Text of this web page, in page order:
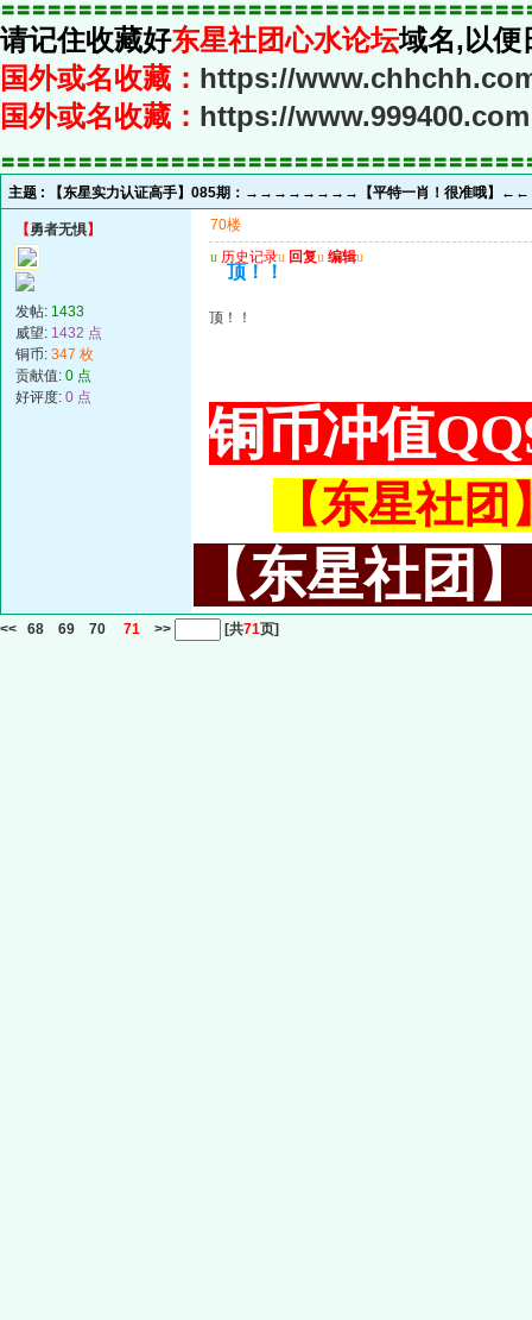
〓〓〓〓〓〓〓〓〓〓〓〓〓〓〓〓〓〓〓〓〓〓〓〓〓〓〓〓〓〓〓〓〓〓
请记住收藏好东星社团心水论坛域名,以便
国外或名收藏： https://
国外或名收藏： https://www.999400.com
〓〓〓〓〓〓〓〓〓〓〓〓〓〓〓〓〓〓〓〓〓〓〓〓〓〓〓〓〓〓〓〓〓〓
主题 : 【东星实力认证高手】085期：→→→→→→→→【平特一肖！很准哦】
【勇者无惧】
发帖: 1433
威望: 1432 点
铜币: 347 枚
贡献值: 0 点
好评度: 0 点
70楼
u 历史记录u 回复u 编辑u
顶！！
顶！！
铜币冲值
【东星社
【东星社团
<< 68 69 70 71 >> [共71页]